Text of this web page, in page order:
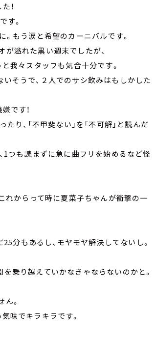
！
す。
。もう涙と希望のカーニバルです。
溢れた黒い週末でしたが、
我々スタッフも気合十分です。
そうで、２人でのサシ飲みはもしかした
です！
り、「不甲斐ない」を「不可解」と読んだ
1つも読まずに急に曲フリを始めるなど怪
れからって時に夏菜子ちゃんが衝撃の一
分もあるし、モヤモヤ解決してないし。
乗り越えていかなきゃならないのかと。
。
味でキラキラです。